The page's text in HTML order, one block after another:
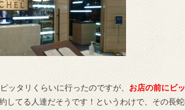
ッタリくらいに行ったのですが、 お店の前にビ
してる人達だそうです！というわけで、その長